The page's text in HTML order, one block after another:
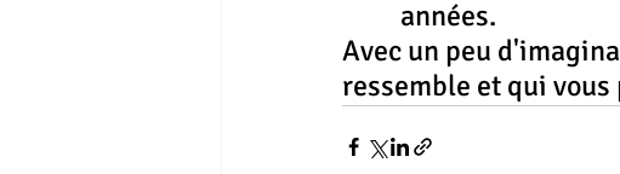
années.
Avec un peu
ressemble et qui